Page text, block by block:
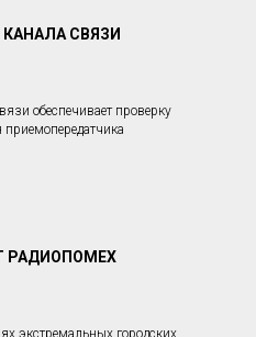
СВЯЗИ
обеспечивает проверку
приемопередатчика
РАДИОПОМЕХ
экстремальных городских